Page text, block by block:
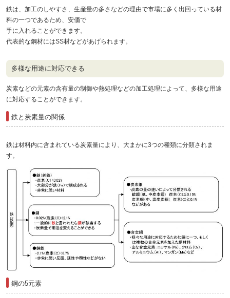
鉄は、加工のしやすさ、生産量の多さなどの理由で市場に多く出回っている材
料の一つであるため、安価で
手に入れることができます。
代表的な鋼材にはSS材などがあげられます。
多様な用途に対応できる
炭素などの元素の含有量の制御や熱処理などの加工処理によって、多様な用途
に対応することができます。
鉄と炭素量の関係
鉄は材料内に含まれている炭素量により、大まかに3つの種類に分類されま
す。
鋼の5元素